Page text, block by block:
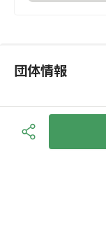
団体情報